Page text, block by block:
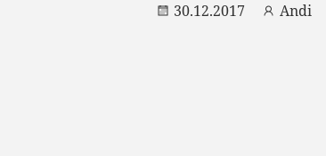
30.12.2017 Andi